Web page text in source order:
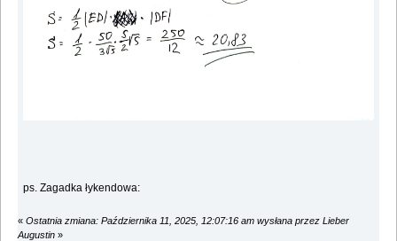
ps. Zagadka łykendowa:
« Ostatnia zmiana: Października 11, 2025, 12:07:16 am wysłana przez Lieber
Augustin »